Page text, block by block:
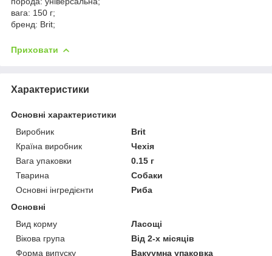
вага: 150 г;
бренд: Brit;
Приховати
Характеристики
Основні характеристики
Виробник
Brit
Країна виробник
Чехія
Вага упаковки
0.15 г
Тварина
Собаки
Основні інгредієнти
Риба
Основні
Вид корму
Ласощі
Вікова група
Від 2-х місяців
Форма випуску
Вакуумна упаковка